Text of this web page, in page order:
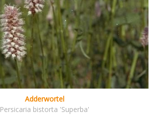
Adderwortel
Persicaria bistorta 'Superba'